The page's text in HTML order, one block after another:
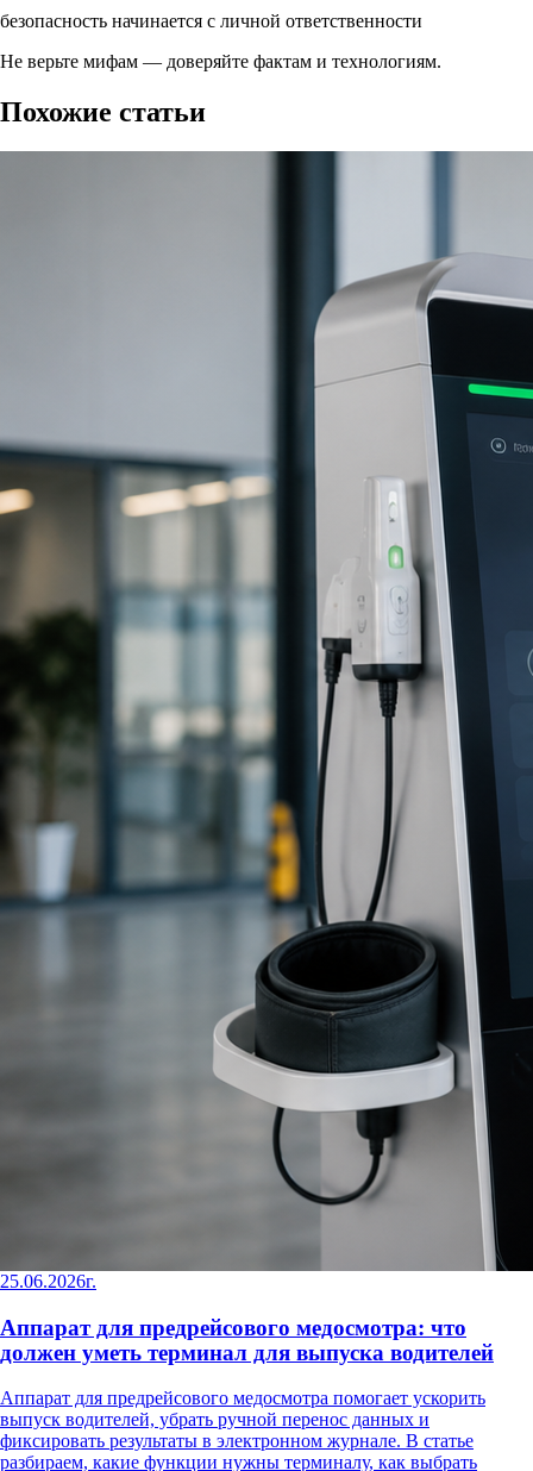
безопасность начинается с личной ответственности
Не верьте мифам — доверяйте фактам и технологиям.
Похожие статьи
25.06.2026г.
Аппарат для предрейсового медосмотра: что
должен уметь терминал для выпуска водителей
Аппарат для предрейсового медосмотра помогает ускорить
выпуск водителей, убрать ручной перенос данных и
фиксировать результаты в электронном журнале. В статье
разбираем, какие функции нужны терминалу, как выбрать